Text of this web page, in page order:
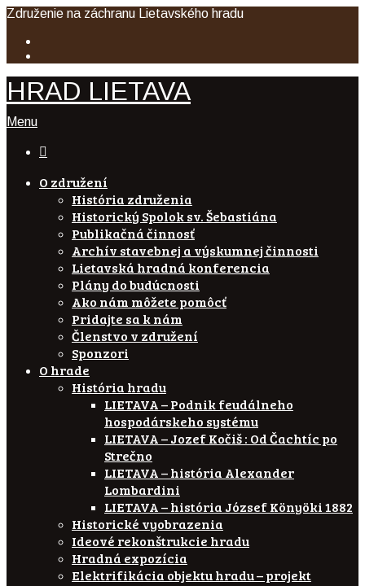
Združenie na záchranu Lietavského hradu
HRAD LIETAVA
Menu

O združení
História združenia
Historický Spolok sv. Šebastiána
Publikačná činnosť
Archív stavebnej a výskumnej činnosti
Lietavská hradná konferencia
Plány do budúcnosti
Ako nám môžete pomôcť
Pridajte sa k nám
Členstvo v združení
Sponzori
O hrade
História hradu
LIETAVA – Podnik feudálneho
hospodárskeho systému
LIETAVA – Jozef Kočiš : Od Čachtíc po
Strečno
LIETAVA – história Alexander
Lombardini
LIETAVA – história József Könyöki 1882
Historické vyobrazenia
Ideové rekonštrukcie hradu
Hradná expozícia
Elektrifikácia objektu hradu – projekt